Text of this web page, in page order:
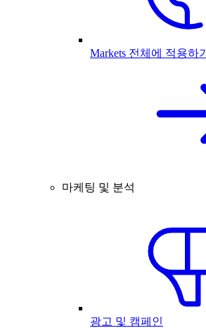
Markets 전체에 적용하기
마케팅 및 분석
광고 및 캠페인